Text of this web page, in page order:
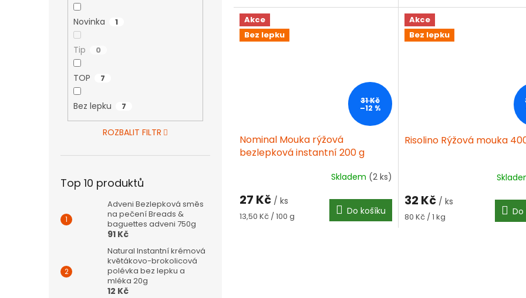
Novinka 1
Tip 0
TOP 7
Bez lepku 7
ROZBALIT FILTR
Top 10 produktů
Adveni Bezlepková směs
na pečení Breads &
baguettes adveni 750g
91 Kč
Natural Instantní krémová
květákovo-brokolicová
polévka bez lepku a
mléka 20g
12 Kč
Akce
Bez lepku
31 Kč
–12 %
Nominal Mouka rýžová
bezlepková instantní 200 g
Skladem (2 ks)
27 Kč / ks
Měrná
13,50 Kč / 100 g Do košíku
Akce
Bez lepku
Risolino Rýžová mouka
32 Kč / ks
Měrná
80 Kč / 1 kg Do